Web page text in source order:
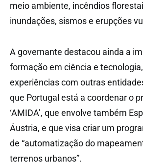
meio ambiente, incêndios
inundações, sismos e erupções
A governante destacou ainda a
formação em ciência e
experiências com outras
que Portugal está a coordenar o
‘AMIDA’, que envolve também
Áustria, e que visa criar um
de “automatização do
terrenos urbanos”.